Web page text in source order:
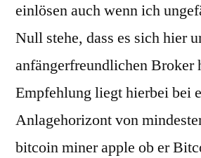
einlösen auch wenn ich
Null stehe, dass es sich hier
anfängerfreundlichen Broker
Empfehlung liegt hierbei bei
Anlagehorizont von
bitcoin miner apple ob er